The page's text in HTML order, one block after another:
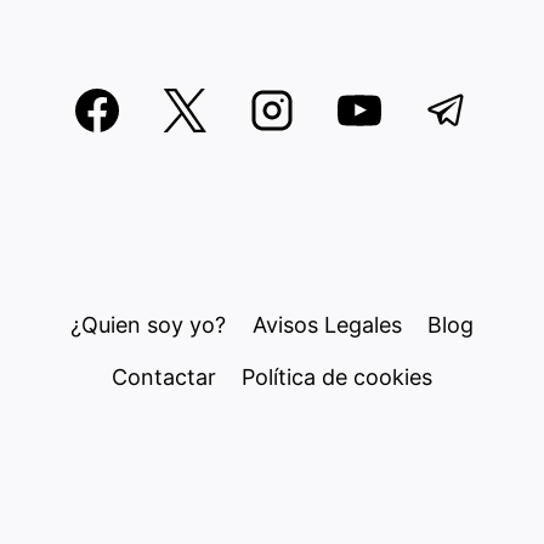
¿Quien soy yo? Avisos Legales Blog
Contactar Política de cookies